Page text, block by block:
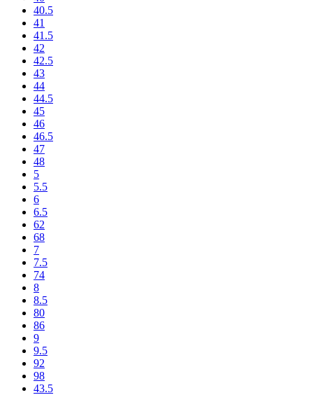
40.5
41
41.5
42
42.5
43
44
44.5
45
46
46.5
47
48
5
5.5
6
6.5
62
68
7
7.5
74
8
8.5
80
86
9
9.5
92
98
43.5